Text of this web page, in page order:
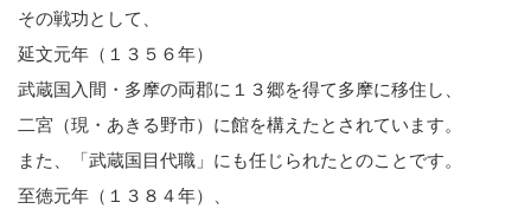
その戦功として、
延文元年（１３５６年）
武蔵国入間・多摩の両郡に１３郷を得て多摩に移住し、
二宮（現・あきる野市）に館を構えたとされています。
また、「武蔵国目代職」にも任じられたとのことです。
至徳元年（１３８４年）、